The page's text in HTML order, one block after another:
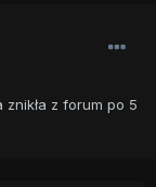
z forum po 5